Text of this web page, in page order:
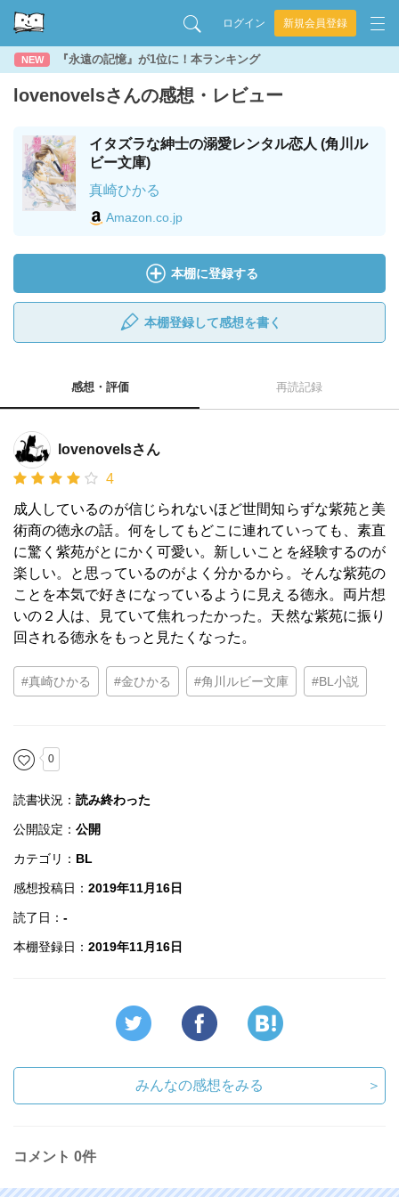
ログイン 新規会員登録
NEW 『永遠の記憶』が1位に！本ランキング
lovenovelsさんの感想・レビュー
イタズラな紳士の溺愛レンタル恋人 (角川ル
ビー文庫)
真崎ひかる
Amazon.co.jp
本棚に登録する
本棚登録して感想を書く
感想・評価 再読記録
lovenovelsさん
4
成人しているのが信じられないほど世間知らずな紫苑と美
術商の徳永の話。何をしてもどこに連れていっても、素直
に驚く紫苑がとにかく可愛い。新しいことを経験するのが
楽しい。と思っているのがよく分かるから。そんな紫苑の
ことを本気で好きになっているように見える徳永。両片想
いの２人は、見ていて焦れったかった。天然な紫苑に振り
回される徳永をもっと見たくなった。
#真崎ひかる #金ひかる #角川ルビー文庫 #BL小説
0
読書状況： 読み終わった
公開設定： 公開
カテゴリ： BL
感想投稿日： 2019年11月16日
読了日： -
本棚登録日： 2019年11月16日
みんなの感想をみる ＞
コメント 0件